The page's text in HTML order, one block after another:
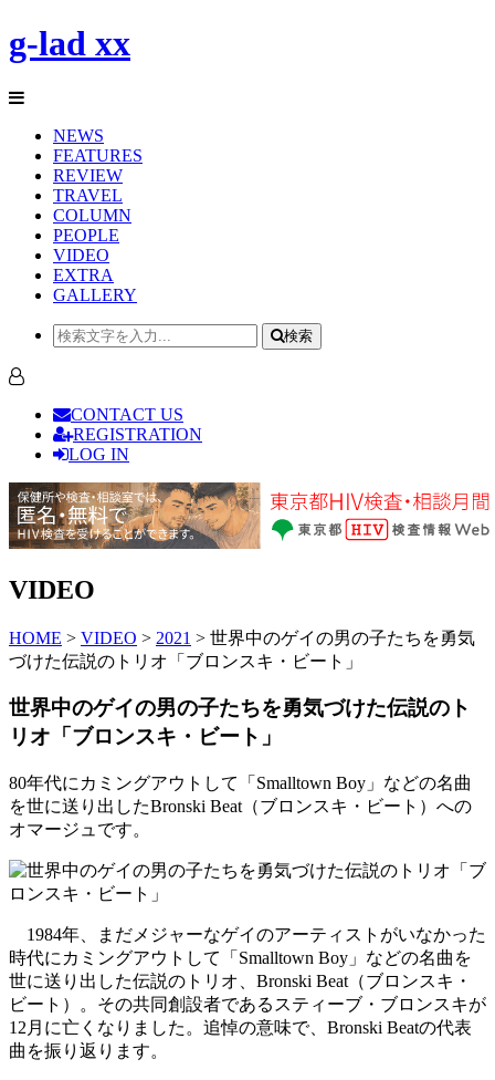
g-lad xx
NEWS
FEATURES
REVIEW
TRAVEL
COLUMN
PEOPLE
VIDEO
EXTRA
GALLERY
検索
CONTACT US
REGISTRATION
LOG IN
VIDEO
HOME > VIDEO > 2021 > 世界中のゲイの男の子たちを勇気
づけた伝説のトリオ「ブロンスキ・ビート」
世界中のゲイの男の子たちを勇気づけた伝説のト
リオ「ブロンスキ・ビート」
80年代にカミングアウトして「Smalltown Boy」などの名曲
を世に送り出したBronski Beat（ブロンスキ・ビート）への
オマージュです。
1984年、まだメジャーなゲイのアーティストがいなかった
時代にカミングアウトして「Smalltown Boy」などの名曲を
世に送り出した伝説のトリオ、Bronski Beat（ブロンスキ・
ビート）。その共同創設者であるスティーブ・ブロンスキが
12月に亡くなりました。追悼の意味で、Bronski Beatの代表
曲を振り返ります。